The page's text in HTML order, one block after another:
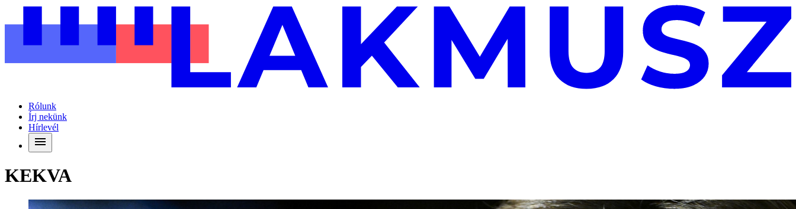
Rólunk
Írj nekünk
Hírlevél
KEKVA